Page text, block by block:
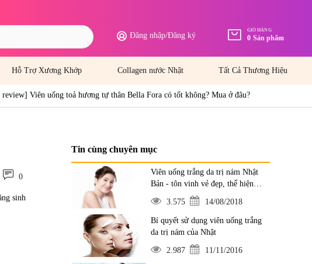
Đăng nhập/Đăng ký
GIỎ HÀNG
0 Sản phẩm
Hỗ Trợ Xương Khớp Collagen nước Nhật Tất Cả Thương Hiệu
review] Viên uống toả hương tự thân Bella Fora có tốt không? Mua ở đâu?
0
sinh
Tin cùng chuyên mục
Viên uống trắng da trị nám Nhật
Bản - tôn vinh vẻ đẹp, thể hiện
đẳng cấp
3.575 14/08/2018
Bí quyết sử dụng viên uống trắng
da trị nám của Nhật
2.987 11/11/2016